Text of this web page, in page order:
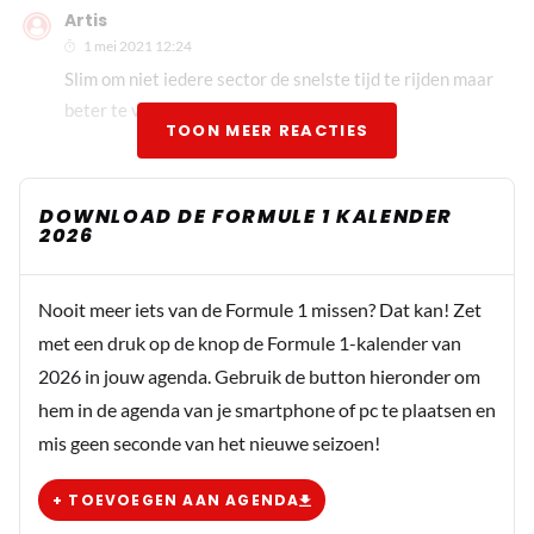
Artis
1 mei 2021 12:24
Slim om niet iedere sector de snelste tijd te rijden maar
beter te verdelen.
Jeroen...vroem...
1 mei 2021 12:25
JelleJ
1 mei 2021 12:26
Ik denk ook dat Red Bull een maatje te groot blijft. Met
Red Bull bedoel ik Max. Dus P1 kwali en P1 race :)
TOON MEER REACTIES
DOWNLOAD DE FORMULE 1 KALENDER
2026
Nooit meer iets van de Formule 1 missen? Dat kan! Zet
met een druk op de knop de Formule 1-kalender van
2026 in jouw agenda. Gebruik de button hieronder om
hem in de agenda van je smartphone of pc te plaatsen en
mis geen seconde van het nieuwe seizoen!
+ TOEVOEGEN AAN AGENDA